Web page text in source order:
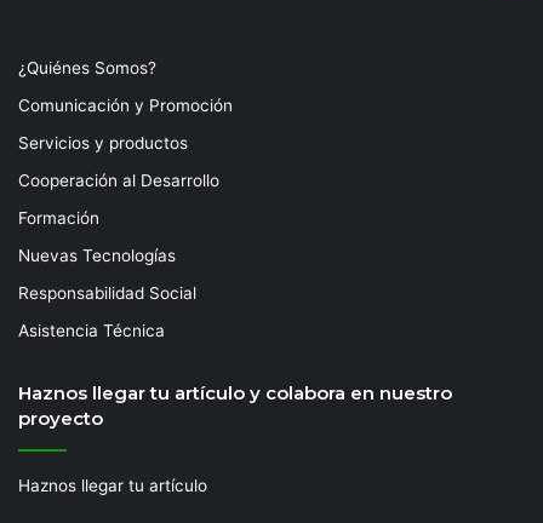
¿Quiénes Somos?
Comunicación y Promoción
Servicios y productos
Cooperación al Desarrollo
Formación
Nuevas Tecnologías
Responsabilidad Social
Asistencia Técnica
Haznos llegar tu artículo y colabora en nuestro
proyecto
Haznos llegar tu artículo